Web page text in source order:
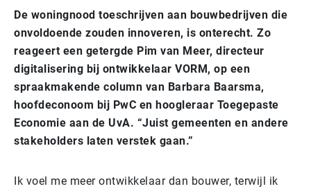
De woningnood toeschrijven aan bouwbedrijven die
onvoldoende zouden innoveren, is onterecht. Zo
reageert een getergde Pim van Meer, directeur
digitalisering bij ontwikkelaar VORM, op een
spraakmakende column van Barbara Baarsma,
hoofdeconoom bij PwC en hoogleraar Toegepaste
Economie aan de UvA. “Juist gemeenten en andere
stakeholders laten verstek gaan.”
Ik voel me meer ontwikkelaar dan bouwer, terwijl ik